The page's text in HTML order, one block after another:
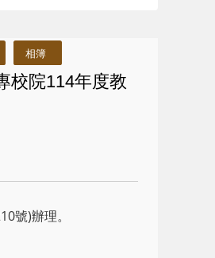
相簿
校院114年度教
號)辦理。